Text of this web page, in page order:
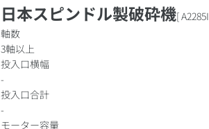
日本スピンドル製破砕機[A2285I
軸数
3軸以上
投入口横幅
-
投入口合計
-
モーター容量